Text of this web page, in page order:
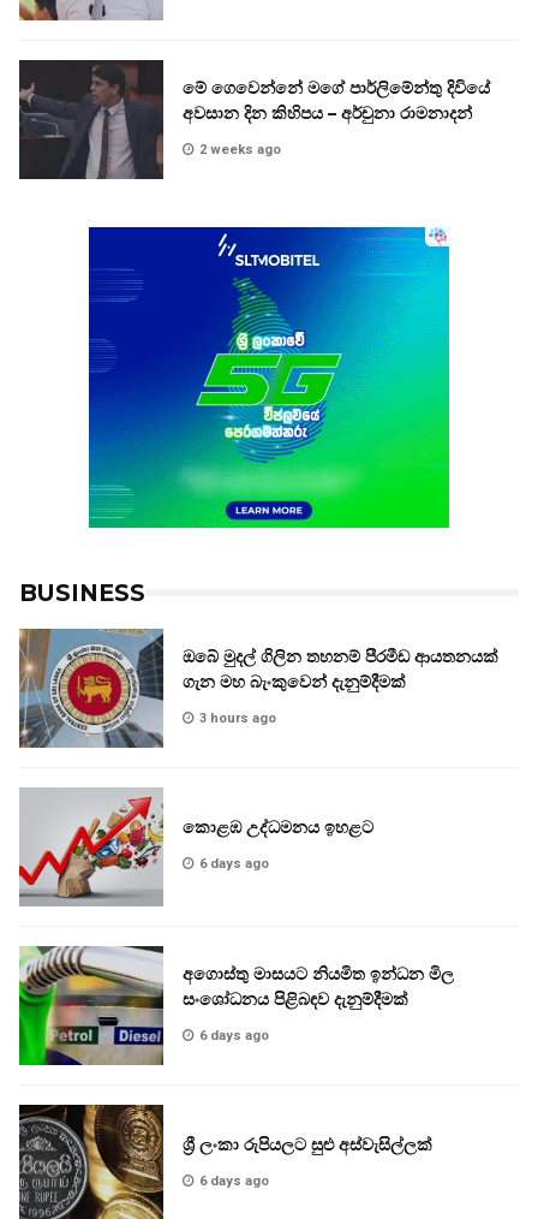
මේ ගෙවෙන්නේ මගේ පාර්ලිමේන්තු දිවියේ
අවසාන දින කිහිපය – අර්චුනා රාමනාදන්
2 weeks ago
BUSINESS
ඔබේ මුදල් ගිලින තහනම් පීරමීඩ ආයතනයක්
ගැන මහ බැංකුවෙන් දැනුම්දීමක්
3 hours ago
කොළඹ උද්ධමනය ඉහළට
6 days ago
අගොස්තු මාසයට නියමිත ඉන්ධන මිල
සංශෝධනය පිළිබඳව දැනුම්දීමක්
6 days ago
ශ්‍රී ලංකා රුපියලට සුළු අස්වැසිල්ලක්
6 days ago